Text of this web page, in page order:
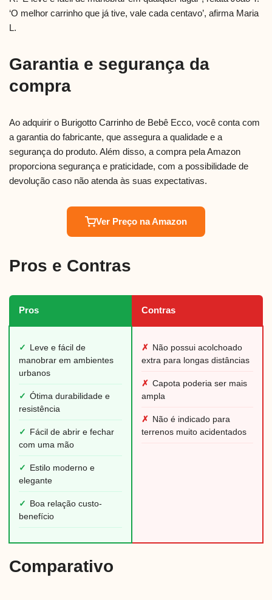
‘O melhor carrinho que já tive, vale cada centavo’, afirma Maria
L.
Garantia e segurança da
compra
Ao adquirir o Burigotto Carrinho de Bebê Ecco, você conta com
a garantia do fabricante, que assegura a qualidade e a
segurança do produto. Além disso, a compra pela Amazon
proporciona segurança e praticidade, com a possibilidade de
devolução caso não atenda às suas expectativas.
Ver Preço na Amazon
Pros e Contras
Pros Contras
✓
Leve e fácil de
manobrar em ambientes
urbanos
✓ Ótima durabilidade e
resistência
✓
Fácil de abrir e fechar
com uma mão
✓
Estilo moderno e
elegante
✓
Boa relação custo-
benefício
✗ Não possui acolchoado
extra para longas distâncias
✗ Capota poderia ser mais
ampla
✗ Não é indicado para
terrenos muito acidentados
Comparativo